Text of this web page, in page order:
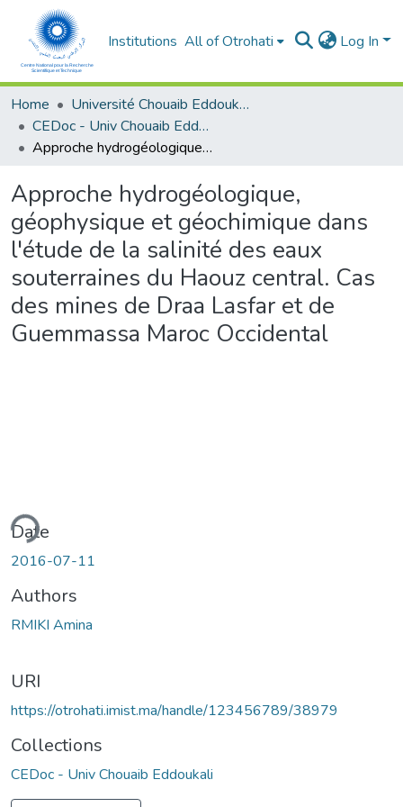
Institutions All of Otrohati Log In
Home
Université Chouaib Eddoukali - El Jadida
CEDoc - Univ Chouaib Eddoukali
Approche hydrogéologique, géophysique et géochimique dans l'étude de la salinité des eaux souterraines du Haouz central. Cas des mines de Draa Lasfar et de Guemmassa Maroc Occidental
Approche hydrogéologique,
géophysique et géochimique dans
l'étude de la salinité des eaux
souterraines du Haouz central. Cas
des mines de Draa Lasfar et de
Guemmassa Maroc Occidental
Date
2016-07-11
Authors
RMIKI Amina
URI
https://otrohati.imist.ma/handle/123456789/38979
Collections
CEDoc - Univ Chouaib Eddoukali